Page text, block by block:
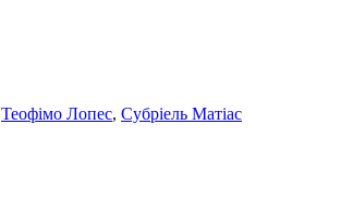
Теофімо Лопес, Субріель Матіас